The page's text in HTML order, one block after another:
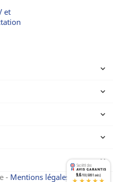
et





- Mentions légales -CGV
9.6/10 (6891 avis)